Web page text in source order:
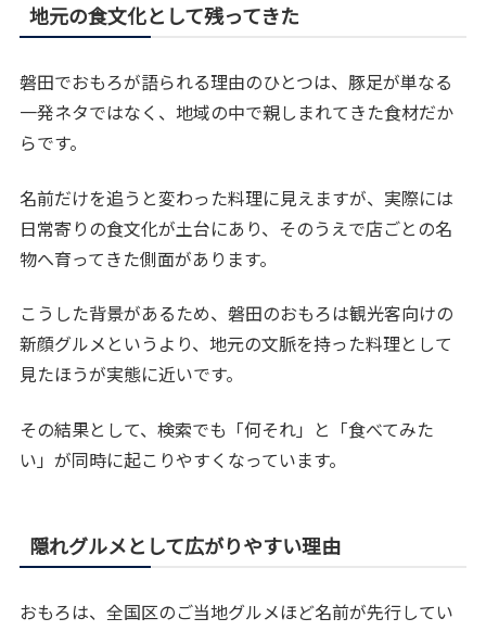
地元の食文化として残ってきた
磐田でおもろが語られる理由のひとつは、豚足が単なる
一発ネタではなく、地域の中で親しまれてきた食材だか
らです。
名前だけを追うと変わった料理に見えますが、実際には
日常寄りの食文化が土台にあり、そのうえで店ごとの名
物へ育ってきた側面があります。
こうした背景があるため、磐田のおもろは観光客向けの
新顔グルメというより、地元の文脈を持った料理として
見たほうが実態に近いです。
その結果として、検索でも「何それ」と「食べてみた
い」が同時に起こりやすくなっています。
隠れグルメとして広がりやすい理由
おもろは、全国区のご当地グルメほど名前が先行してい